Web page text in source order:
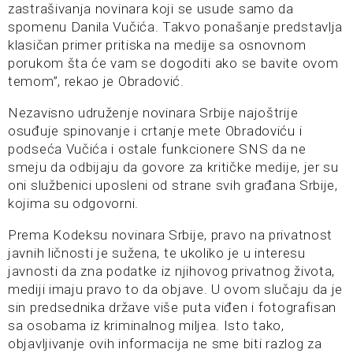
zastrašivanja novinara koji se usude samo da
spomenu Danila Vučića. Takvo ponašanje predstavlja
klasičan primer pritiska na medije sa osnovnom
porukom šta će vam se dogoditi ako se bavite ovom
temom”, rekao je Obradović.
Nezavisno udruženje novinara Srbije najoštrije
osuđuje spinovanje i crtanje mete Obradoviću i
podseća Vučića i ostale funkcionere SNS da ne
smeju da odbijaju da govore za kritičke medije, jer su
oni službenici uposleni od strane svih građana Srbije,
kojima su odgovorni.
Prema Kodeksu novinara Srbije, pravo na privatnost
javnih ličnosti je sužena, te ukoliko je u interesu
javnosti da zna podatke iz njihovog privatnog života,
mediji imaju pravo to da objave. U ovom slučaju da je
sin predsednika države više puta viđen i fotografisan
sa osobama iz kriminalnog miljea. Isto tako,
objavljivanje ovih informacija ne sme biti razlog za